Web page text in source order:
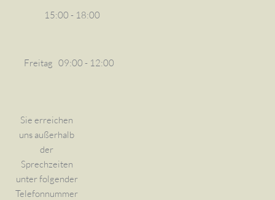
15:00 - 18:00
Freitag 09:00 - 12:00
Sie erreichen
uns außerhalb
der
Sprechzeiten
unter folgender
Telefonnummer